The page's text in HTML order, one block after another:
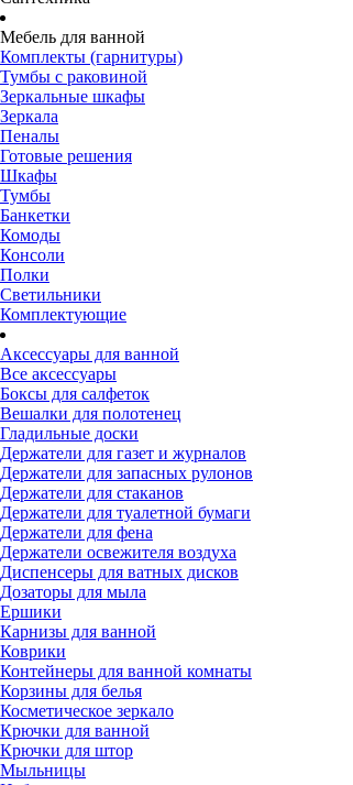
Мебель для ванной
Комплекты (гарнитуры)
Тумбы с раковиной
Зеркальные шкафы
Зеркала
Пеналы
Готовые решения
Шкафы
Тумбы
Банкетки
Комоды
Консоли
Полки
Светильники
Комплектующие
Аксессуары для ванной
Все аксессуары
Боксы для салфеток
Вешалки для полотенец
Гладильные доски
Держатели для газет и журналов
Держатели для запасных рулонов
Держатели для стаканов
Держатели для туалетной бумаги
Держатели для фена
Держатели освежителя воздуха
Диспенсеры для ватных дисков
Дозаторы для мыла
Ершики
Карнизы для ванной
Коврики
Контейнеры для ванной комнаты
Корзины для белья
Косметическое зеркало
Крючки для ванной
Крючки для штор
Мыльницы